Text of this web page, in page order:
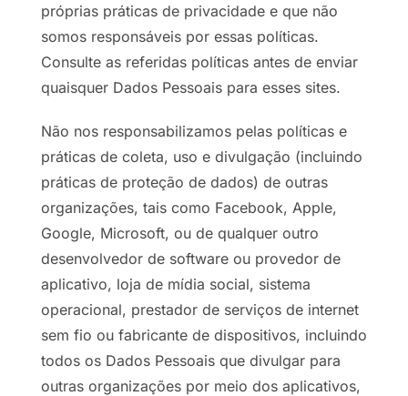
próprias práticas de privacidade e que não
somos responsáveis por essas políticas.
Consulte as referidas políticas antes de enviar
quaisquer Dados Pessoais para esses sites.
Não nos responsabilizamos pelas políticas e
práticas de coleta, uso e divulgação (incluindo
práticas de proteção de dados) de outras
organizações, tais como Facebook, Apple,
Google, Microsoft, ou de qualquer outro
desenvolvedor de software ou provedor de
aplicativo, loja de mídia social, sistema
operacional, prestador de serviços de internet
sem fio ou fabricante de dispositivos, incluindo
todos os Dados Pessoais que divulgar para
outras organizações por meio dos aplicativos,